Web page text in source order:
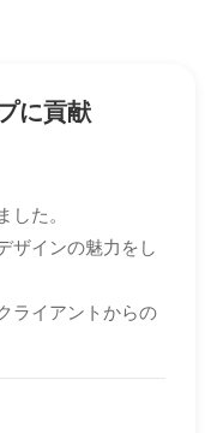
に貢献
した。
ザインの魅力をし
ライアントからの